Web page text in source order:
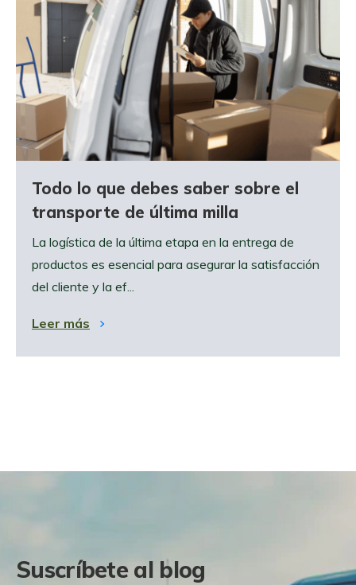
Todo lo que debes saber sobre el
transporte de última milla
La logística de la última etapa en la entrega de
productos es esencial para asegurar la satisfacción
del cliente y la ef...
Leer más
Suscríbete al blog